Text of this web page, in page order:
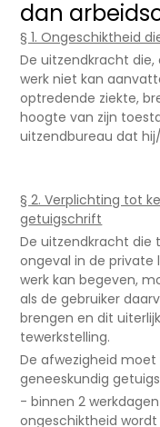
dan
§ 1. Ongeschiktheid
De uitzendkracht
werk niet kan
optredende ziekte,
hoogte van zijn
uitzendbureau dat
§ 2. Verplichting tot
getuigschrift
De uitzendkracht die
ongeval in de private
werk kan begeven,
als de gebruiker
brengen en dit
tewerkstelling.
De afwezigheid
geneeskundig
- binnen 2
ongeschiktheid